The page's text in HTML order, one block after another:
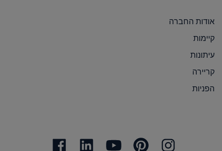
אודות החברה
קיימות
עיתונות
קריירה
הפניות